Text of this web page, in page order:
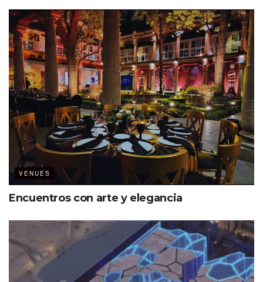
VENUES
Encuentros con arte y elegancia